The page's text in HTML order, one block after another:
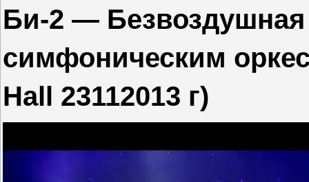
Би-2 — Безвоздушная
симфоническим
Hall 23112013 г)